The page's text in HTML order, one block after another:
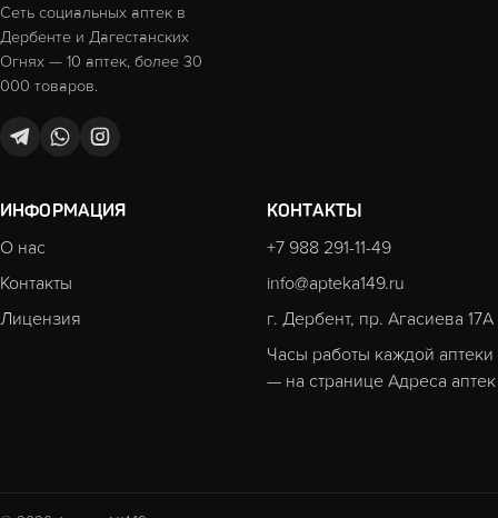
Сеть социальных аптек в
Дербенте и Дагестанских
Огнях — 10 аптек, более 30
000 товаров.
ИНФОРМАЦИЯ
О нас
Контакты
Лицензия
КОНТАКТЫ
+7 988 291-11-49
info@apteka149.ru
г. Дербент, пр. Агасиева 17А
Часы работы каждой аптеки
— на странице Адреса аптек